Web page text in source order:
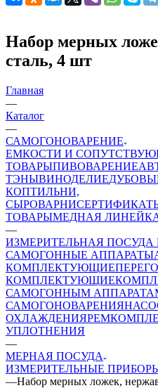
Набор мерных
сталь, 4 шт
Главная
—
Каталог
—
САМОГОНОВАРЕНИЕ
ЕМКОСТИ И
ТОВАРЫПИВОВАРЕНИЕ
ТЭНЫВИНОДЕЛИЕ
КОПТИЛЬНИ,
СЫРОВАРНИ
ТОВАРЫМЕДНАЯ
—
ИЗМЕРИТЕЛЬНАЯ ПОСУДА
САМОГОННЫЕ АППАРАТЫ
КОМПЛЕКТУЮЩИЕ
КОМПЛЕКТУЮЩИЕ
САМОГОННЫМ
САМОГОНОВАРЕНИЯ
ОХЛАЖДЕНИЯ
УПЛОТНЕНИЯ
—
МЕРНАЯ ПОСУДА
ИЗМЕРИТЕЛЬНЫЕ
—Набор мерных ложек,